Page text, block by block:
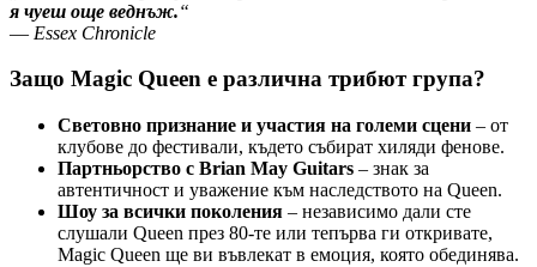
я чуеш още веднъж.“
— Essex Chronicle
Защо Magic Queen е различна трибют група?
Световно признание и участия на големи сцени – от
клубове до фестивали, където събират хиляди фенове.
Партньорство с Brian May Guitars – знак за
автентичност и уважение към наследството на Queen.
Шоу за всички поколения – независимо дали сте
слушали Queen през 80-те или тепърва ги откривате,
Magic Queen ще ви въвлекат в емоция, която обединява.